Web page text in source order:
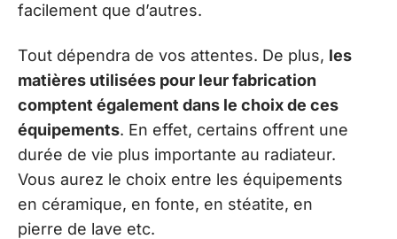
facilement que d’autres.
Tout dépendra de vos attentes. De plus, les
matières utilisées pour leur fabrication
comptent également dans le choix de ces
équipements. En effet, certains offrent une
durée de vie plus importante au radiateur.
Vous aurez le choix entre les équipements
en céramique, en fonte, en stéatite, en
pierre de lave etc.